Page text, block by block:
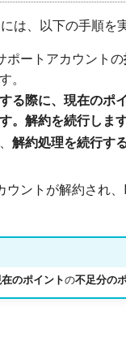
は、以下の手順を
ポートアカウントの
。
る際に、現在のポ
。解約を続行しま
解約処理を続行す
ウントが解約され
のポイントの不足分の